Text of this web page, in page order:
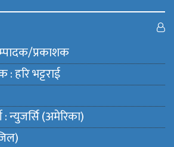
प्रकाशक
हरि भट्टराई
न्युजर्सि (अमेरिका)